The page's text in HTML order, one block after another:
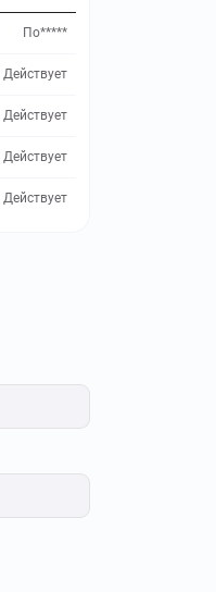
По*****
Действует
Действует
Действует
Действует